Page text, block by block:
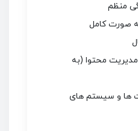
منظم
صورت کامل
محتوا (به
ها و سیستم های